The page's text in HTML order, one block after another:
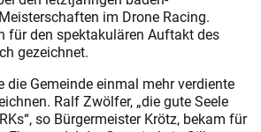
im ­Drone Racing.
für den spektakulären Auftakt des
gezeichnet.
die Gemeinde einmal mehr verdiente
Ralf Zwölfer, „die gute Seele
so Bürgermeister Krötz, bekam für